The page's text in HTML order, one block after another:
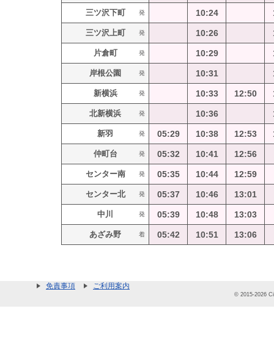
三ツ沢下町 発 10:24
三ツ沢上町 発 10:26
片倉町 発 10:29
岸根公園 発 10:31
新横浜 発 10:33 12:50
北新横浜 発 10:36
新羽 発 05:29 10:38 12:53
仲町台 発 05:32 10:41 12:56
センター南 発 05:35 10:44 12:59
センター北 発 05:37 10:46 13:01
中川 発 05:39 10:48 13:03
あざみ野 着 05:42 10:51 13:06
免責事項 ご利用案内
© 2015-2026